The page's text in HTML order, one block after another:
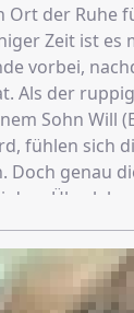
Ort der Ruhe
Zeit ist
vorbei,
Als der
Sohn Will
fühlen sich
Doch genau
nicht um
dem Örtchen